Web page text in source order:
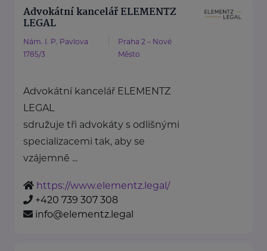
Advokátní kancelář ELEMENTZ
LEGAL
Nám. I. P. Pavlova
1785/3
Praha 2 – Nové
Město
Advokátní kancelář ELEMENTZ
LEGAL
sdružuje tři advokáty s odlišnými
specializacemi tak, aby se
vzájemně ...
https://www.elementz.legal/
+420 739 307 308
info@elementz.legal